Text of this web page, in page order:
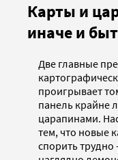
Карты и
иначе и
Две главные
проигрывает
панель крайне
царапинами.
тем, что новые
спорить трудно